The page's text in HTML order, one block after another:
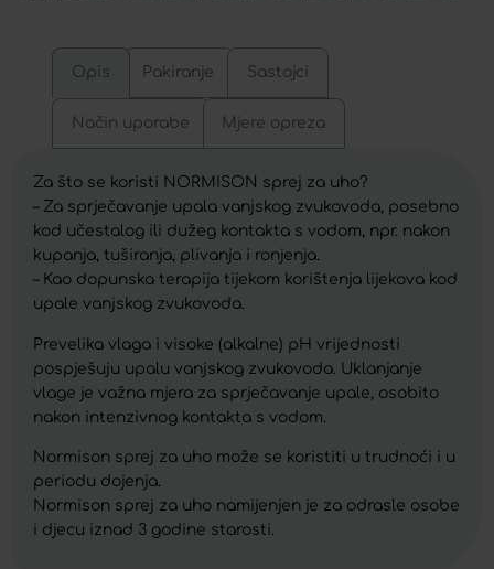
Opis Pakiranje Sastojci
Način uporabe Mjere opreza
Za što se koristi NORMISON sprej za uho?
– Za sprječavanje upala vanjskog zvukovoda, posebno
kod učestalog ili dužeg kontakta s vodom, npr. nakon
kupanja, tuširanja, plivanja i ronjenja.
– Kao dopunska terapija tijekom korištenja lijekova kod
upale vanjskog zvukovoda.
Prevelika vlaga i visoke (alkalne) pH vrijednosti
pospješuju upalu vanjskog zvukovoda. Uklanjanje
vlage je važna mjera za sprječavanje upale, osobito
nakon intenzivnog kontakta s vodom.
Normison sprej za uho može se koristiti u trudnoći i u
periodu dojenja.
Normison sprej za uho namijenjen je za odrasle osobe
i djecu iznad 3 godine starosti.